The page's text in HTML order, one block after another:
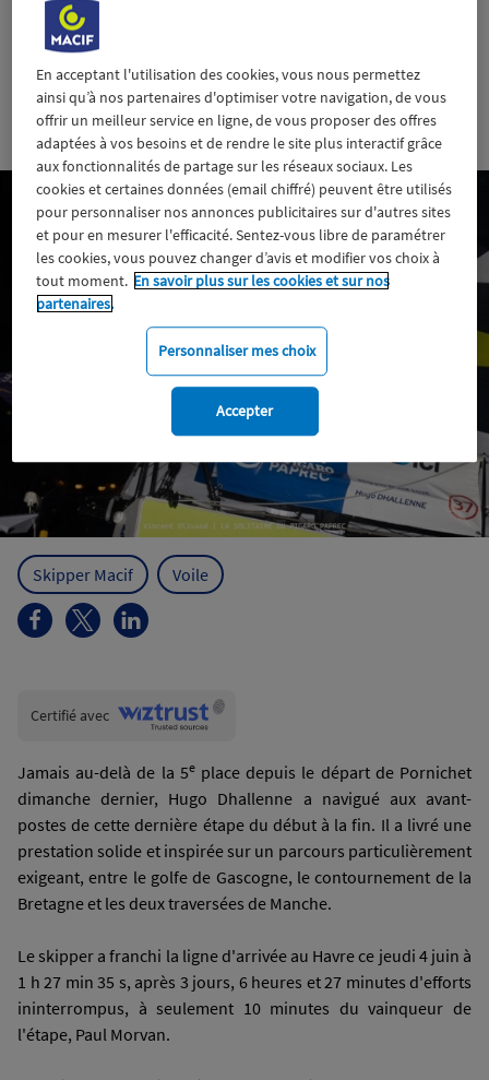
Paprec. Une récompense à la hauteur de son
engagement après deux premières manches en demi-
teinte et la confirmation du potentiel affiché tout au
long de ces trois semaines de course.
4 juin 2026
Skipper Macif Voile
Certifié avecWiztrust
trusted
Jamais au-delà de la 5eplace depuis le départ de Pornichet
dimanche dernier, Hugo Dhallenne a navigué aux avant-
postes de cette dernière étape du début à la fin. Il a livré une
prestation solide et inspirée sur un parcours particulièrement
exigeant, entre le golfe de Gascogne, le contournement de la
Bretagne et les deux traversées de Manche.
Le skipper a franchi la ligne d'arrivée au Havre ce jeudi 4 juin à
1 h 27 min 35 s, après 3 jours, 6 heures et 27 minutes d'efforts
ininterrompus, à seulement 10 minutes du vainqueur de
l'étape, Paul Morvan.
En acceptant l'utilisation des cookies, vous nous permettez
ainsi qu’à nos partenaires d'optimiser votre navigation, de vous
offrir un meilleur service en ligne, de vous proposer des offres
adaptées à vos besoins et de rendre le site plus interactif grâce
aux fonctionnalités de partage sur les réseaux sociaux. Les
cookies et certaines données (email chiffré) peuvent être utilisés
pour personnaliser nos annonces publicitaires sur d'autres sites
et pour en mesurer l'efficacité. Sentez-vous libre de paramétrer
les cookies, vous pouvez changer d’avis et modifier vos choix à
tout moment. En savoir plus sur les cookies et sur nos
partenaires.
Personnaliser mes choix
Accepter